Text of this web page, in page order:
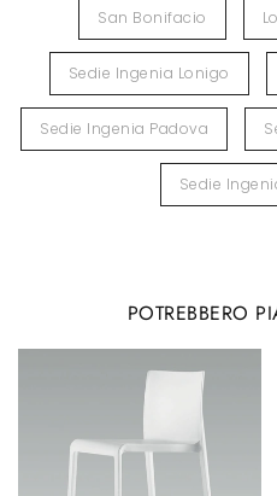
San Bonifacio
Sedie Ingenia Lonigo
Sedie Ingenia Padova
Sedie
POTREBBERO